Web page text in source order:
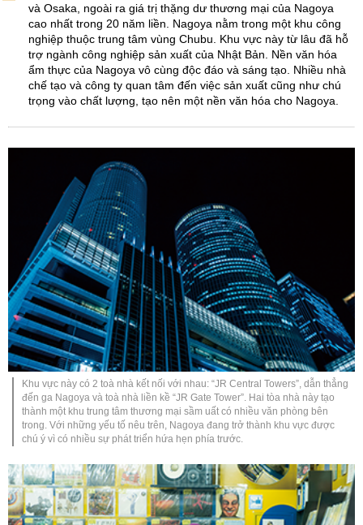
và Osaka, ngoài ra giá trị thặng dư thương mại của Nagoya
cao nhất trong 20 năm liền. Nagoya nằm trong một khu công
nghiệp thuộc trung tâm vùng Chubu. Khu vực này từ lâu đã hỗ
trợ ngành công nghiệp sản xuất của Nhật Bản. Nền văn hóa
ẩm thực của Nagoya vô cùng độc đáo và sáng tạo. Nhiều nhà
chế tạo và công ty quan tâm đến việc sản xuất cũng như chú
trọng vào chất lượng, tạo nên một nền văn hóa cho Nagoya.
Khu vực này có 2 toà nhà kết nối với nhau: “JR Central Towers”, dẫn thẳng
đến ga Nagoya và toà nhà liền kề “JR Gate Tower”. Hai tòa nhà này tạo
thành một khu trung tâm thương mại sầm uất có nhiều văn phòng bên
trong. Với những yếu tố nêu trên, Nagoya đang trở thành khu vực được
chú ý vì có nhiều sự phát triển hứa hẹn phía trước.